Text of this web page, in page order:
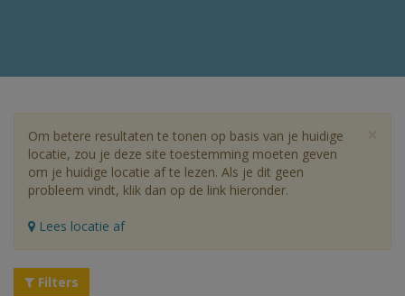
Om betere resultaten te tonen op basis van je huidige
locatie, zou je deze site toestemming moeten geven
om je huidige locatie af te lezen. Als je dit geen
probleem vindt, klik dan op de link hieronder.
Lees locatie af
Filters